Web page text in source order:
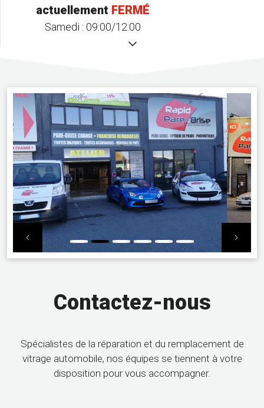
actuellement FERMÉ
Samedi : 09:00/12:00
Previous
Contactez-nous
Spécialistes de la réparation et du remplacement de
vitrage automobile, nos équipes se tiennent à votre
disposition pour vous accompagner.